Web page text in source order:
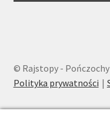
© Rajstopy -
Polityka prywatności